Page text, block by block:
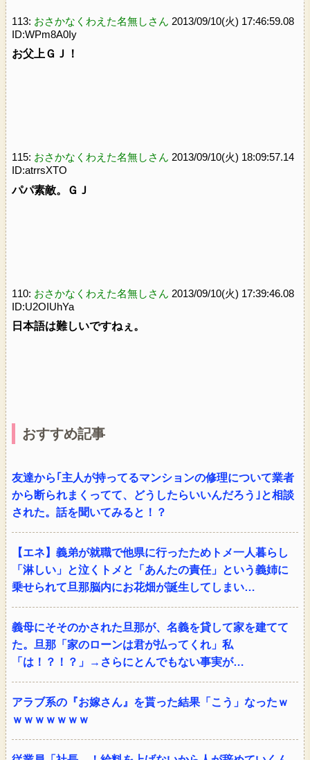
113: おさかなくわえた名無しさん 2013/09/10(火) 17:46:59.08
ID:WPm8A0Iy
お父上ＧＪ！
115: おさかなくわえた名無しさん 2013/09/10(火) 18:09:57.14
ID:atrrsXTO
パパ素敵。ＧＪ
110: おさかなくわえた名無しさん 2013/09/10(火) 17:39:46.08
ID:U2OIUhYa
日本語は難しいですねぇ。
おすすめ記事
友達から｢主人が持ってるマンションの修理について業者
から断られまくってて、どうしたらいいんだろう｣と相談
された。話を聞いてみると！？
【エネ】義弟が就職で他県に行ったためトメ一人暮らし
「淋しい」と泣くトメと「あんたの責任」という義姉に
乗せられて旦那脳内にお花畑が誕生してしまい…
義母にそそのかされた旦那が、名義を貸して家を建てて
た。旦那「家のローンは君が払ってくれ」私
「は！？！？」→さらにとんでもない事実が…
アラブ系の『お嫁さん』を貰った結果「こう」なったｗ
ｗｗｗｗｗｗｗ